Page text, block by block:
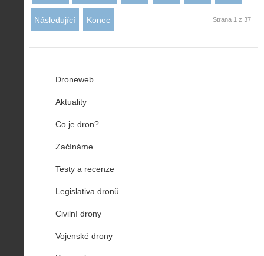
Následující Konec Strana 1 z 37
Droneweb
Aktuality
Co je dron?
Začínáme
Testy a recenze
Legislativa dronů
Civilní drony
Vojenské drony